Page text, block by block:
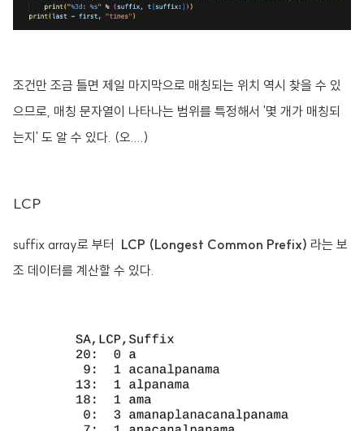
조건만 조금 틀면 제일 마지막으로 매칭되는 위치 역시 찾을 수 있
으므로, 매칭 문자열이 나타나는 범위를 특정해서 '몇 개가 매칭되
는지' 도 알 수 있다. (오....)
LCP
suffix array로 부터 LCP (Longest Common Prefix) 라는 보
조 데이터를 계산할 수 있다.